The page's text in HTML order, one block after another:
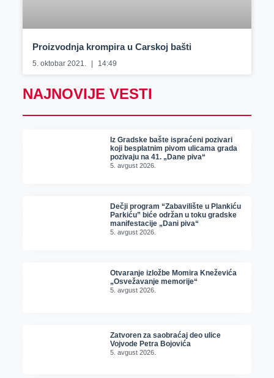
Proizvodnja krompira u Carskoj bašti
5. oktobar 2021. 14:49
NAJNOVIJE VESTI
Iz Gradske bašte ispraćeni pozivari
koji besplatnim pivom ulicama grada
pozivaju na 41. „Dane piva“
5. avgust 2026.
Dečji program “Zabavilište u Plankiću
Parkiću” biće održan u toku gradske
manifestacije „Dani piva“
5. avgust 2026.
Otvaranje izložbe Momira Kneževića
„Osvežavanje memorije“
5. avgust 2026.
Zatvoren za saobraćaj deo ulice
Vojvode Petra Bojovića
5. avgust 2026.